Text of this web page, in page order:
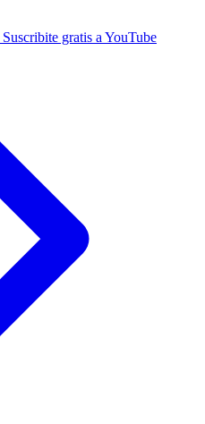
Suscribite gratis a YouTube